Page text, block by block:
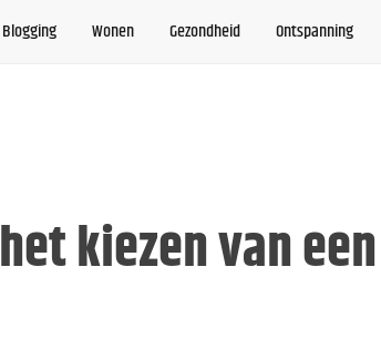
Blogging Wonen Gezondheid Ontspanning
kiezen van een